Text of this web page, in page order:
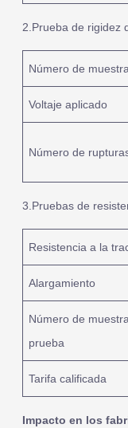
2.Prueba de rigidez
Número de
Voltaje aplicado
Número de
3.Pruebas de
Resistencia a la
Alargamiento
Número de
prueba
Tarifa calificada
Impacto en los